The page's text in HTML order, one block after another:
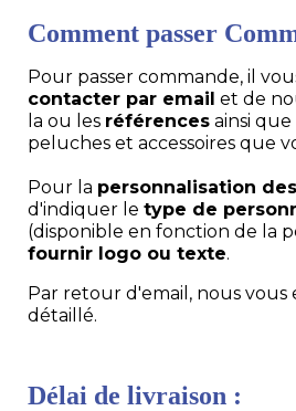
Comment passer
Pour passer commande, il
contacter par email et de
la ou les références ainsi que
peluches et accessoires que
Pour la personnalisation
d'indiquer le type de
(disponible en fonction de la
fournir logo ou texte.
Par retour d'email, nous vous
détaillé.
Délai de livraison :